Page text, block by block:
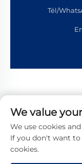
Tél/
Copyright ©
We value
We use cookies
If you don't want to
cookies.